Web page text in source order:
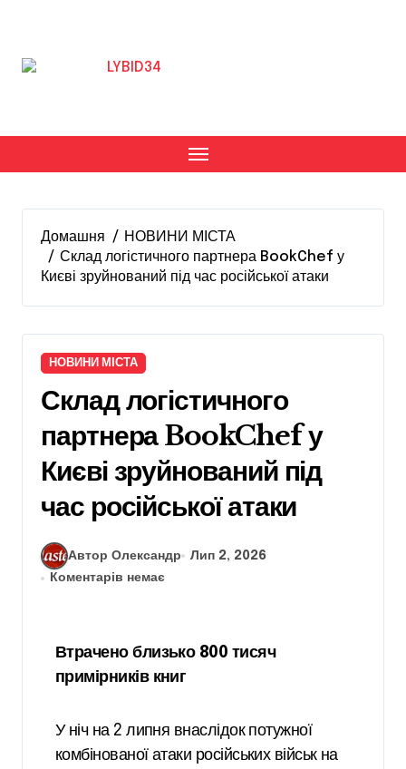
Домашня
НОВИНИ МІСТА
Склад логістичного партнера BookChef у
Києві зруйнований під час російської атаки
НОВИНИ МІСТА
Склад логістичного
партнера BookChef у
Києві зруйнований під
час російської атаки
Автор Олександр
Лип 2, 2026
Коментарів немає
Втрачено близько 800 тисяч
примірників книг
У ніч на 2 липня внаслідок потужної
комбінованої атаки російських військ на